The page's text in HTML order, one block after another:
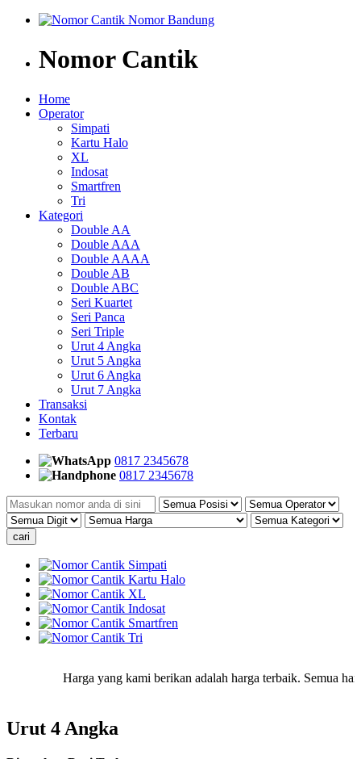
Nomor Cantik
Home
Operator
Simpati
Kartu Halo
XL
Indosat
Smartfren
Tri
Kategori
Double AA
Double AAA
Double AAAA
Double AB
Double ABC
Seri Kuartet
Seri Panca
Seri Triple
Urut 4 Angka
Urut 5 Angka
Urut 6 Angka
Urut 7 Angka
Transaksi
Kontak
Terbaru
0817 2345678
0817 2345678
Harga yang kami berikan adalah harga terbaik. Semua
Urut 4 Angka